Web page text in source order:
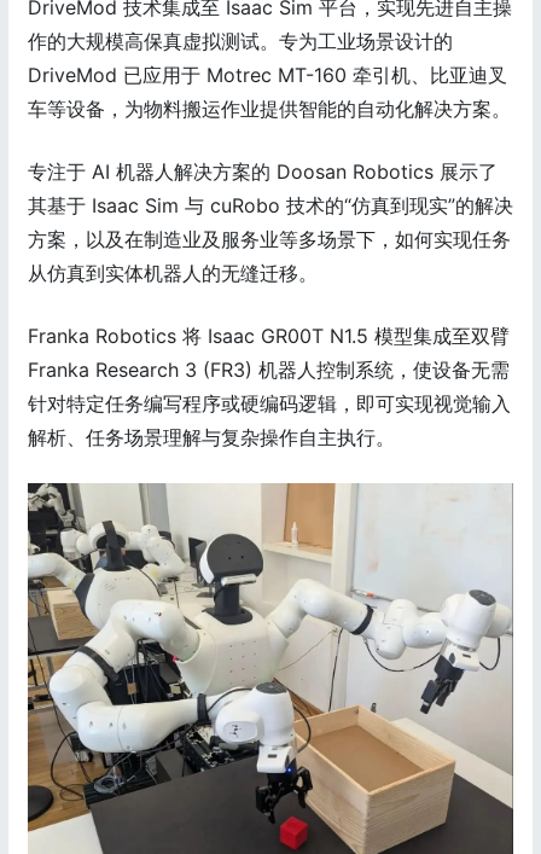
DriveMod 技术集成至 Isaac Sim 平台，实现先进自主操
作的大规模高保真虚拟测试。专为工业场景设计的
DriveMod 已应用于 Motrec MT-160 牵引机、比亚迪叉
车等设备，为物料搬运作业提供智能的自动化解决方案。
专注于 AI 机器人解决方案的 Doosan Robotics 展示了
其基于 Isaac Sim 与 cuRobo 技术的“仿真到现实”的解决
方案，以及在制造业及服务业等多场景下，如何实现任务
从仿真到实体机器人的无缝迁移。
Franka Robotics 将 Isaac GR00T N1.5 模型集成至双臂
Franka Research 3 (FR3) 机器人控制系统，使设备无需
针对特定任务编写程序或硬编码逻辑，即可实现视觉输入
解析、任务场景理解与复杂操作自主执行。